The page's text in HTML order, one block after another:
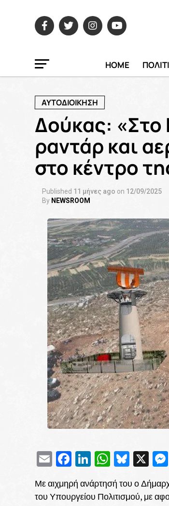
HOME
ΑΥΤΟΔΙΟΙΚΗΣΗ
Δούκας: «Στο
ραντάρ και
στο κέντρο
Published 11 μήνες ago on 12/09/2025
By NEWSROOM
EmailFacebook
LinkedIn X
Με αιχμηρή ανάρτησή του ο
του Υπουργείου Πολιτισμού, με